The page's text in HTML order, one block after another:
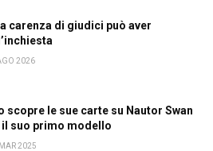
carenza di giudici può aver
2026
scopre le sue carte su Nautor Swan
il suo primo modello
2025